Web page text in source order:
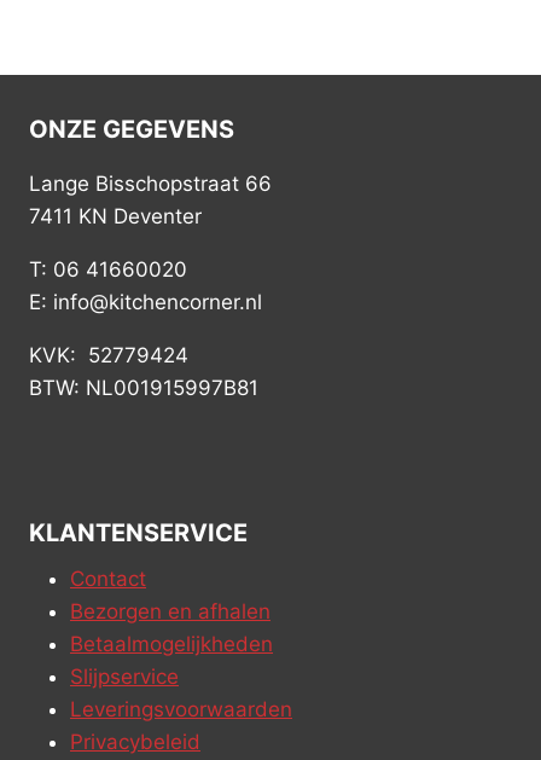
ONZE GEGEVENS
Lange Bisschopstraat 66
7411 KN Deventer
T: 06 41660020
E: info@kitchencorner.nl
KVK: 52779424
BTW: NL001915997B81
KLANTENSERVICE
Contact
Bezorgen en afhalen
Betaalmogelijkheden
Slijpservice
Leveringsvoorwaarden
Privacybeleid